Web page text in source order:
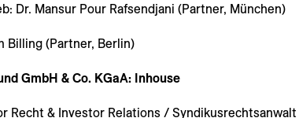
Dr. Mansur Pour Rafsendjani (Partner, München)
Billing (Partner, Berlin)
GmbH & Co. KGaA: Inhouse
Recht & Investor Relations / Syndikusrechtsanwalt